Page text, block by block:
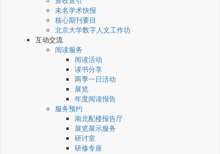
未名学术快报
核心期刊要目
北京大学数字人文工作坊
互动交流
阅读服务
阅读活动
读书分享
两季一日活动
展览
年度阅读报告
服务预约
南北配楼报告厅
展览展示服务
研讨室
研修专座